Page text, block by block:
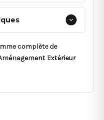
complète de
Extérieur